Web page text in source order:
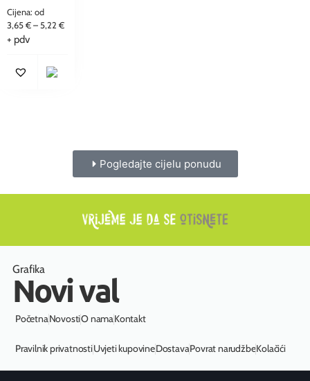
Cijena: od
3,65 € – 5,22 €
+ pdv
Pogledajte cijelu ponudu
Grafika
Novi val
PočetnaNovostiO namaKontakt
Pravilnik privatnostiUvjeti kupovineDostavaPovrat narudžbeKolačići